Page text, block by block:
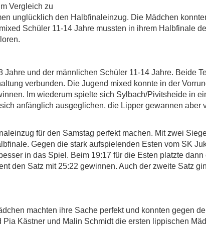
Vergleich zu
unglücklich den Halbfinaleinzug. Die Mädchen
Schüler 11-14 Jahre mussten in ihrem Halbfinale
und der männlichen Schüler 11-14 Jahre. Beide
verbunden. Die Jugend mixed konnte in der
Im wiederum spielte sich Sylbach/Pivitsheide in
anfänglich ausgeglichen, die Lipper gewannen aber
für den Samstag perfekt machen. Mit zwei
Gegen die stark aufspielenden Esten vom SK
in das Spiel. Beim 19:17 für die Esten platzte
den Satz mit 25:22 gewinnen. Auch der zweite Satz
machten ihre Sache perfekt und konnten gegen
Kästner und Malin Schmidt die ersten lippischen